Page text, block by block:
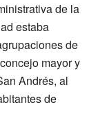
de la
estaba
de
mayor y
Andrés, al
de